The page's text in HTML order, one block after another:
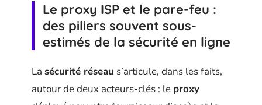
Le proxy ISP et le pare-feu :
des piliers souvent sous-
estimés de la sécurité en ligne
La sécurité réseau s’articule, dans les faits,
autour de deux acteurs-clés : le proxy